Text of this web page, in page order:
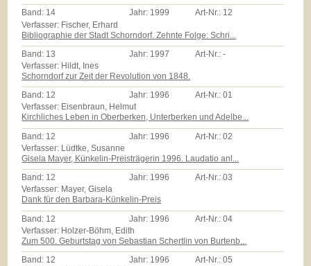
Band: 14 Jahr: 1999 Art-Nr.: 12
Verfasser: Fischer, Erhard
Bibliographie der Stadt Schorndorf. Zehnte Folge: Schri...
Band: 13 Jahr: 1997 Art-Nr.:-
Verfasser: Hildt, Ines
Schorndorf zur Zeit der Revolution von 1848.
Band: 12 Jahr: 1996 Art-Nr.:01
Verfasser: Eisenbraun, Helmut
Kirchliches Leben in Oberberken, Unterberken und Adelbe...
Band: 12 Jahr: 1996 Art-Nr.:02
Verfasser: Lüdtke, Susanne
Gisela Mayer, Künkelin-Preisträgerin 1996. Laudatio anl...
Band: 12 Jahr: 1996 Art-Nr.:03
Verfasser: Mayer, Gisela
Dank für den Barbara-Künkelin-Preis
Band: 12 Jahr: 1996 Art-Nr.:04
Verfasser: Holzer-Böhm, Edith
Zum 500. Geburtstag von Sebastian Schertlin von Burtenb...
Band: 12 Jahr: 1996 Art-Nr.:05